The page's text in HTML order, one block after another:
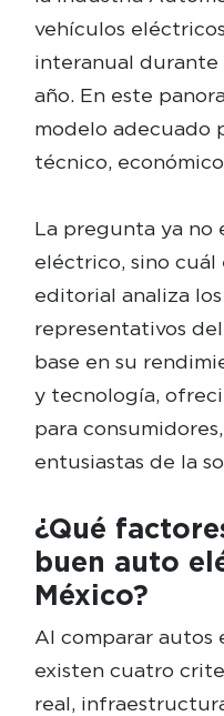
vehículos
interanual durante
año. En este
modelo adecuado
técnico,
La pregunta ya no
eléctrico, sino cuál
editorial analiza
representativos
base en su
y tecnología,
para
entusiastas de la
¿Qué
buen auto
México?
Al comparar autos
existen cuatro
real,